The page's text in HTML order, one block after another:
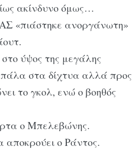
ακίνδυνο όμως…
«πιάστηκε ανοργάνωτη»
ύψος της μεγάλης
στα δίχτυα αλλά προς
το γκολ, ενώ ο βοηθός
ο Μπελεβώνης.
αποκρούει ο Ράντος.